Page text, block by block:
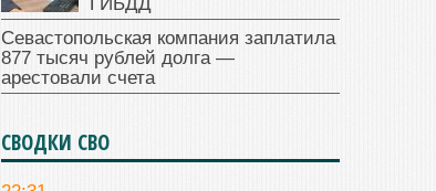
Севастопольская компания заплатила
877 тысяч рублей долга —
арестовали счета
СВОДКИ СВО